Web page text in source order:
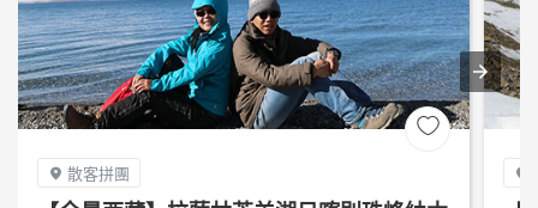

 散客拼團 